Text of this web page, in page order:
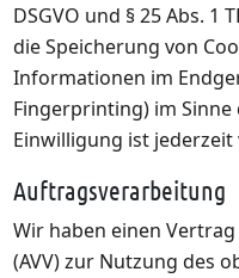
DSGVO und § 25 Abs. 1
die Speicherung von
Informationen im
Fingerprinting) im Sinne
Einwilligung ist
Auftragsverarbeitung
Wir haben einen
(AVV) zur Nutzung des